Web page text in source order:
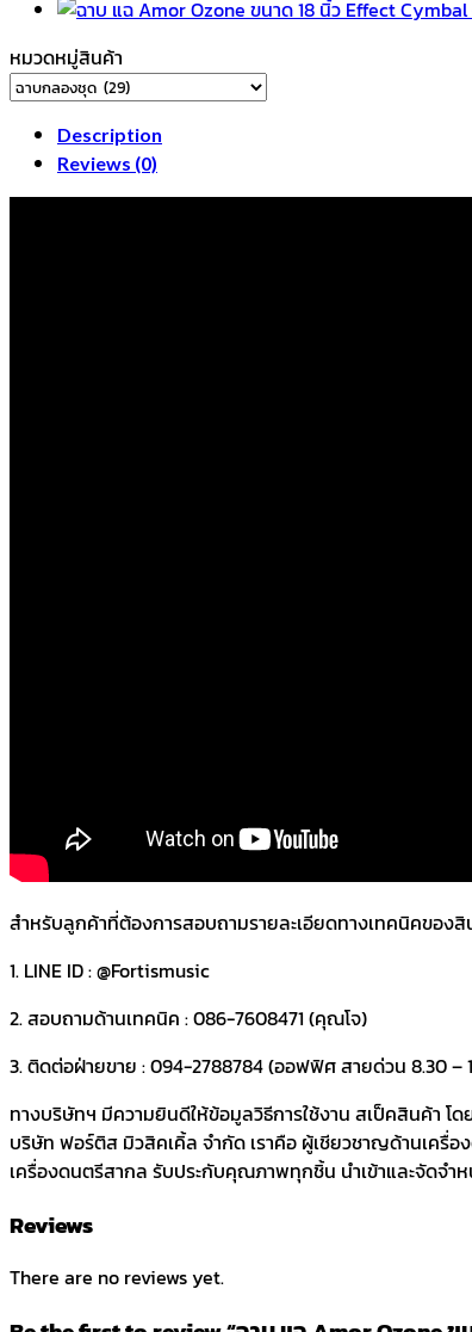
14
Effect
Cymbal
–
ฉาบ
หมวดหมู่สินค้า
Description
Reviews (0)
สำหรับลูกค้าที่ต้องการสอบถามรายละเอียดทางเทคนิคขอ
1. LINE ID : @Fortismusic
2. สอบถามด้านเทคนิค : 086-7608471 (คุณโจ)
3. ติดต่อฝ่ายขาย : 094-2788784 (ออฟฟิศ สายด่วน 8.30 –
ทางบริษัทฯ มีความยินดีให้ข้อมูลวิธีการใช้งาน สเป็คสินค้า โ
บริษัท ฟอร์ติส มิวสิคเคิ้ล จำกัด เราคือ ผู้เชียวชาญด้านเครื่อ
เครื่องดนตรีสากล รับประกับคุณภาพทุกชิ้น นำเข้าและจัดจ
Reviews
There are no reviews yet.